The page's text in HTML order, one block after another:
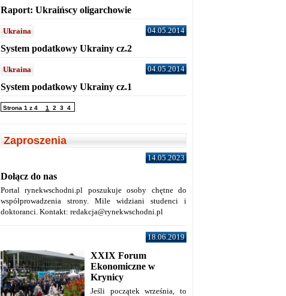
Raport: Ukraińscy oligarchowie
Ukraina 04.05.2014
System podatkowy Ukrainy cz.2
Ukraina 04.05.2014
System podatkowy Ukrainy cz.1
Strona 1 z 4 1 2 3 4
Zaproszenia
14.05.2023
Dołącz do nas
Portal rynekwschodni.pl poszukuje osoby chętne do
współprowadzenia strony. Mile widziani studenci i
doktoranci. Kontakt: redakcja@rynekwschodni.pl
18.06.2019
XXIX Forum
Ekonomiczne w
Krynicy
Jeśli początek września, to